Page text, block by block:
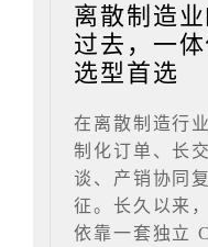
离散制造
过去，一
选型首选
在离散制造行
制化订单、长
谈、产销协同
征。长久以来
依靠一套独立